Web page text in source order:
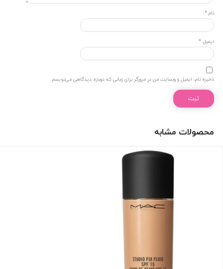
نام *
ایمیل *
ذخیره نام، ایمیل و وبسایت من در مرورگر برای زمانی که دوباره دیدگاهی می‌نویسم.
محصولات مشابه